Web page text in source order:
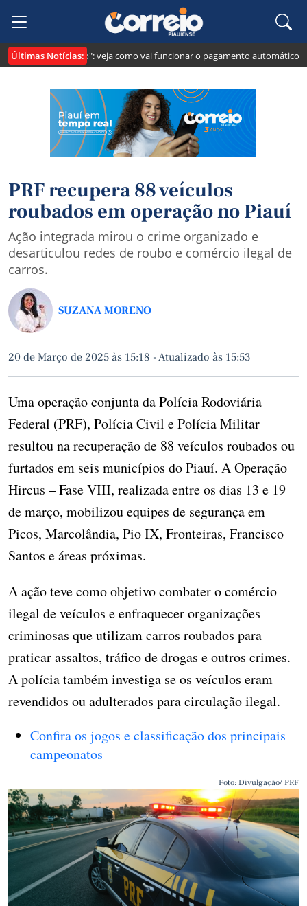
Últimas Notícias:
cria o "Pix Pensão": veja como vai funcionar o pagamento automático da
PRF recupera 88 veículos
roubados em operação no Piauí
Ação integrada mirou o crime organizado e
desarticulou redes de roubo e comércio ilegal de
carros.
SUZANA MORENO
20 de Março de 2025 às 15:18 -Atualizado às 15:53
Uma operação conjunta da Polícia Rodoviária
Federal (PRF), Polícia Civil e Polícia Militar
resultou na recuperação de 88 veículos roubados ou
furtados em seis municípios do Piauí. A Operação
Hircus – Fase VIII, realizada entre os dias 13 e 19
de março, mobilizou equipes de segurança em
Picos, Marcolândia, Pio IX, Fronteiras, Francisco
Santos e áreas próximas.
A ação teve como objetivo combater o comércio
ilegal de veículos e enfraquecer organizações
criminosas que utilizam carros roubados para
praticar assaltos, tráfico de drogas e outros crimes.
A polícia também investiga se os veículos eram
revendidos ou adulterados para circulação ilegal.
Confira os jogos e classificação dos principais
campeonatos
Foto: Divulgação/ PRF